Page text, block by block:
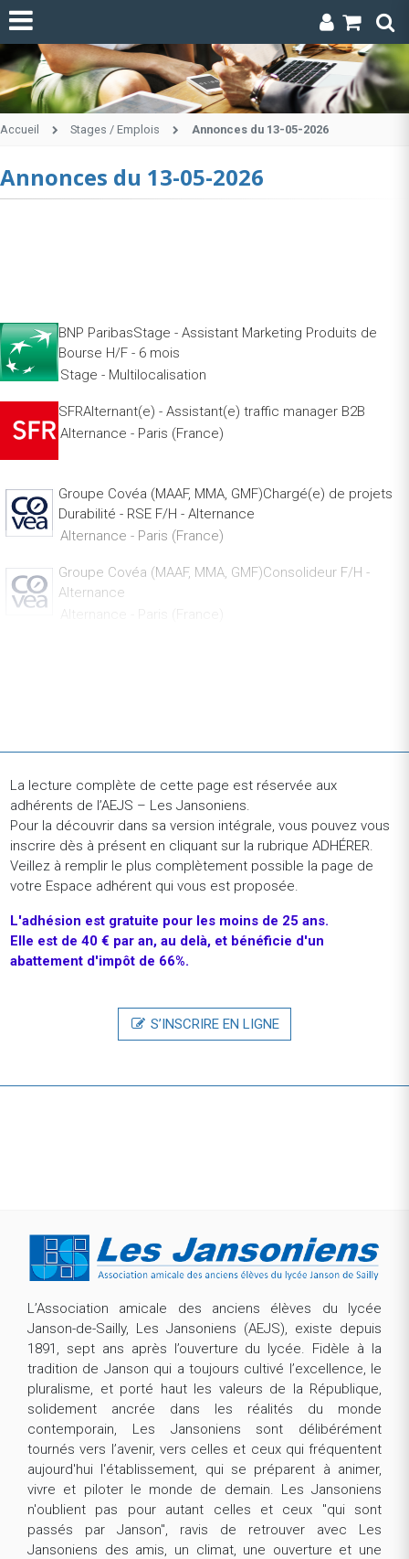
Accueil Stages / Emplois Annonces du 13-05-2026
La lecture complète de cette page est réservée aux
adhérents de l’AEJS – Les Jansoniens.
Pour la découvrir dans sa version intégrale, vous pouvez vous
inscrire dès à présent en cliquant sur la rubrique ADHÉRER.
Veillez à remplir le plus complètement possible la page de
votre Espace adhérent qui vous est proposée.
L'adhésion est gratuite pour les moins de 25 ans.
Elle est de 40 € par an, au delà, et bénéficie d'un
abattement d'impôt de 66%.
S’INSCRIRE EN LIGNE
Annonces du 13-05-2026
BNP ParibasStage - Assistant Marketing Produits de
Bourse H/F - 6 mois
Stage - Multilocalisation
SFRAlternant(e) - Assistant(e) traffic manager B2B
Alternance - Paris (France)
Groupe Covéa (MAAF, MMA, GMF)Chargé(e) de projets
Durabilité - RSE F/H - Alternance
Alternance - Paris (France)
Groupe Covéa (MAAF, MMA, GMF)Consolideur F/H -
Alternance
Alternance - Paris (France)
Stage - Paris (France)
BNP Paribas FranceAlternance - Associate
Développement Commercial Gestion de Fortune - H/F
Alternance - Paris (France)
BNP Paribas FranceStage - Chargé de Communication
Stage - Paris (France)
GaladrimProduct Manager
SFRAlternant(e) - Assistant(e) chef de marché -
L’Association amicale des anciens élèves du lycée
Janson-de-Sailly, Les Jansoniens (AEJS), existe depuis
1891, sept ans après l’ouverture du lycée. Fidèle à la
tradition de Janson qui a toujours cultivé l’excellence, le
pluralisme, et porté haut les valeurs de la République,
solidement ancrée dans les réalités du monde
contemporain, Les Jansoniens sont délibérément
tournés vers l’avenir, vers celles et ceux qui fréquentent
aujourd'hui l'établissement, qui se préparent à animer,
vivre et piloter le monde de demain. Les Jansoniens
n'oublient pas pour autant celles et ceux "qui sont
passés par Janson", ravis de retrouver avec Les
Jansoniens des amis, un climat, une ouverture et une